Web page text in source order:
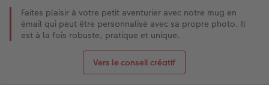
Faites plaisir à votre petit aventurier avec notre mug en
émail qui peut être personnalisé avec sa propre photo. Il
est à la fois robuste, pratique et unique.
Vers le conseil créatif